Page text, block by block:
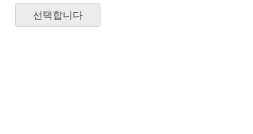
선택합니다